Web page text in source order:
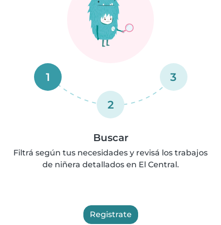
1
2
3
Buscar
Filtrá según tus necesidades y revisá los trabajos
de niñera detallados en El Central.
Registrate